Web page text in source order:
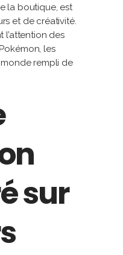
la boutique, est
et de créativité.
l’attention des
les
rempli de
sur